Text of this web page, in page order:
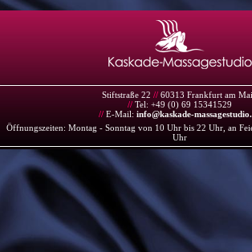
Stiftstraße 22 // 60313 Frankfurt am
// Tel: +49 (0) 69 15341529
// E-Mail: info@kaskade-
Öffnungszeiten: Montag - Sonntag von 10 Uhr bis 22 Uhr, an
Uhr